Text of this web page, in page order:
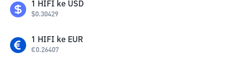
1 HIFI ke USD
$0.30429
1 HIFI ke EUR
€0.26407